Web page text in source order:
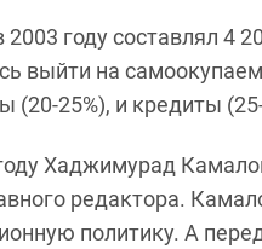
году составлял 4
выйти на
(20-25%), и кредиты
Хаджимурад
редактора.
политику. А